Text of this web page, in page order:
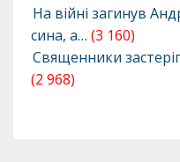
На війні загинув
сина, а… (3 160)
Священники
(2 968)